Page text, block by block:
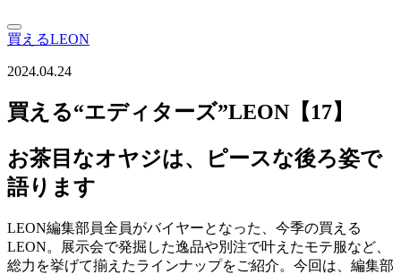
買えるLEON
2024.04.24
買える“エディターズ”LEON【17】
お茶目なオヤジは、ピースな後ろ姿で
語ります
LEON編集部員全員がバイヤーとなった、今季の買える
LEON。展示会で発掘した逸品や別注で叶えたモテ服など、
総力を挙げて揃えたラインナップをご紹介。今回は、編集部